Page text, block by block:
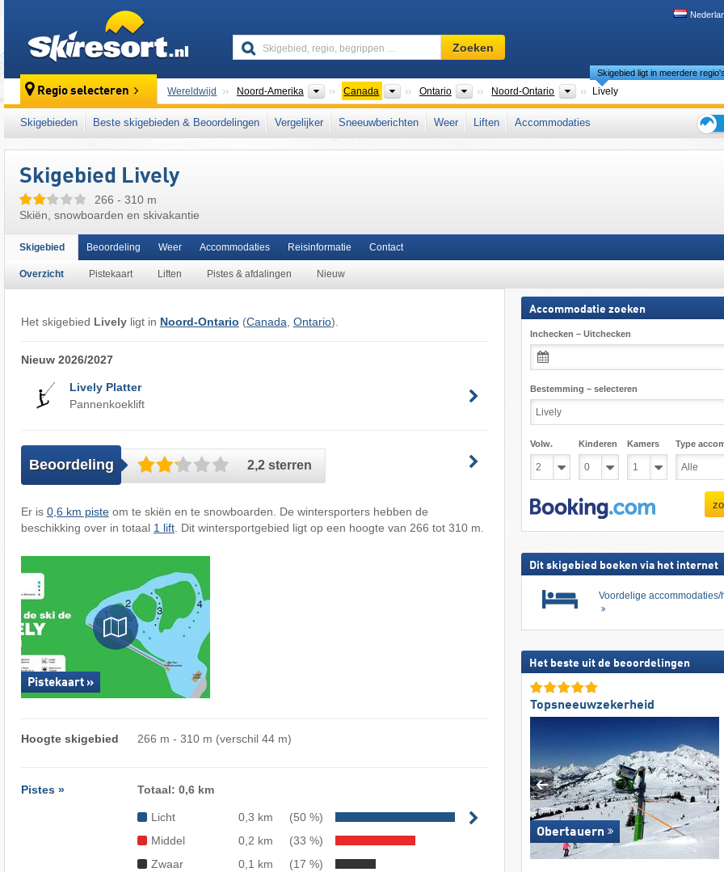
Skigebied,
regio,
…
Zoeken
Regio selecteren Wereldwijd Noord-Amerika Continenten
Canada LandenOntario Provincies
Noord-Ontario Regio's
Skigebied ligt in meerdere
Lively
Dit skigebied ligt ook in: Centraal-Canada Oost-Canada
Skigebieden Beste skigebieden & Beoordelingen Vergelijker Sneeuwberichten Weer Liften
Accommodaties
Skigebied Lively
266 - 310 m
Skiën, snowboarden en skivakantie
Skigebied
Overzicht Pistekaart Liften Pistes & afdalingen Nieuw
Beoordeling Weer Accommodaties Reisinformatie Contact
Het skigebied Livelyligt in Noord-Ontario (Canada Ontario).
Nieuw 2026/2027
Lively Platter
Pannenkoeklift
Beoordeling 2,2 sterren
Er is 0,6 km pisteom te skiën en te snowboarden. De wintersporters hebben de
beschikking over in totaal 1 lift. Dit wintersportgebied ligt op een hoogte van 266 tot 310 m.
Pistekaart »
Hoogte skigebied 266 m - 310 m (verschil 44 m)
Pistes » Totaal: 0,6 km
Licht 0,3 km
(50 %)
Middel
0,2 km
(33 %)
Zwaar
0,1 km (17 %)
Accommodatie zoeken
Inchecken – Uitchecken
Bestemming – selecteren
Volw. Kinderen Kamers Type
Dit skigebied boeken via het internet
Voordelige accommodaties/
Het beste uit de beoordelingen
Topsneeuwzekerheid
Obertauern